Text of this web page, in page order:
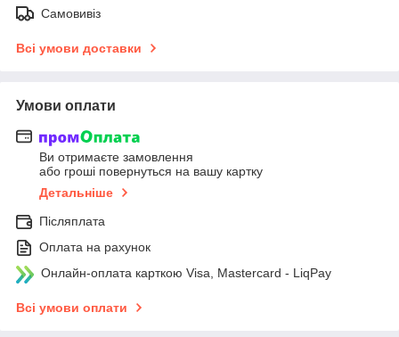
Самовивіз
Всі умови доставки
Умови оплати
Ви отримаєте замовлення
або гроші повернуться на вашу картку
Детальніше
Післяплата
Оплата на рахунок
Онлайн-оплата карткою Visa, Mastercard - LiqPay
Всі умови оплати